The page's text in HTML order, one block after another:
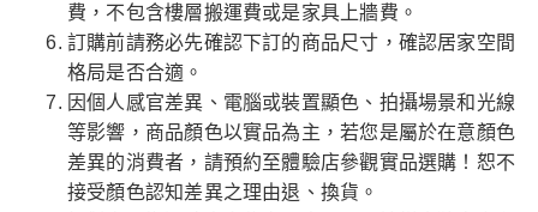
費，不包含樓層搬運費或是家具上牆費。
訂購前請務必先確認下訂的商品尺寸，確認居家空間
格局是否合適。
因個人感官差異、電腦或裝置顯色、拍攝場景和光線
等影響，商品顏色以實品為主，若您是屬於在意顏色
差異的消費者，請預約至體驗店參觀實品選購！恕不
接受顏色認知差異之理由退、換貨。